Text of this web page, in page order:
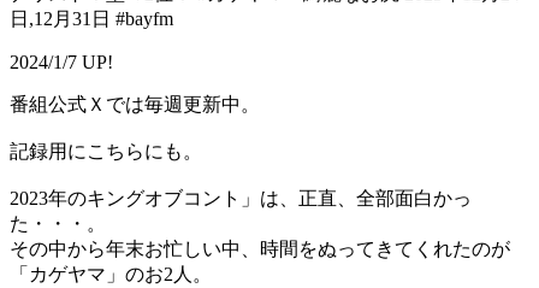
日,12月31日 #bayfm
2024/1/7 UP!
番組公式Ｘでは毎週更新中。
記録用にこちらにも。
2023年のキングオブコント」は、正直、全部面白かっ
た・・・。
その中から年末お忙しい中、時間をぬってきてくれたのが
「カゲヤマ」のお2人。